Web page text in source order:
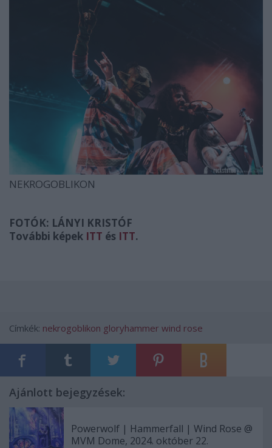
NEKROGOBLIKON
FOTÓK: LÁNYI KRISTÓF
További képek ITT és ITT.
Címkék: nekrogoblikon gloryhammer wind rose
Ajánlott bejegyzések:
Powerwolf | Hammerfall | Wind Rose @
MVM Dome, 2024. október 22.